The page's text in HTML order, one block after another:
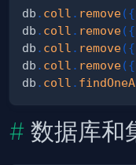
db . coll . remove({
db . coll . remove({
db . coll . remove({
db . coll . remove({
db . coll .
数据库和